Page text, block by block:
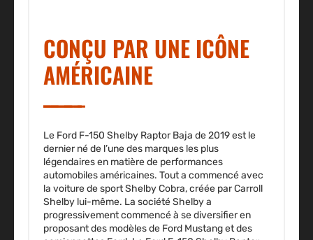
CONÇU PAR UNE ICÔNE
AMÉRICAINE
Le Ford F-150 Shelby Raptor Baja de 2019 est le
dernier né de l’une des marques les plus
légendaires en matière de performances
automobiles américaines. Tout a commencé avec
la voiture de sport Shelby Cobra, créée par Carroll
Shelby lui-même. La société Shelby a
progressivement commencé à se diversifier en
proposant des modèles de Ford Mustang et des